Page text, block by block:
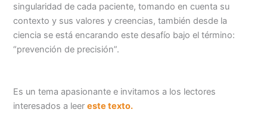
singularidad de cada paciente, tomando en cuenta su
contexto y sus valores y creencias, también desde la
ciencia se está encarando este desafío bajo el término:
“prevención de precisión”.
Es un tema apasionante e invitamos a los lectores
interesados a leereste texto.